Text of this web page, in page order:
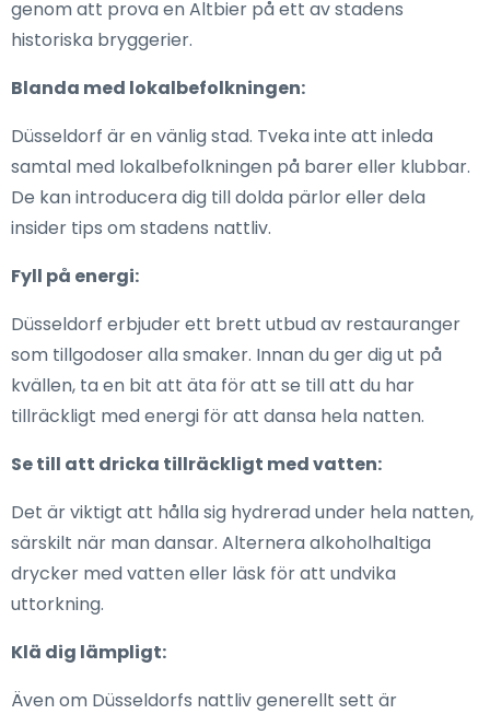
genom att prova en Altbier på ett av stadens
historiska bryggerier.
Blanda med lokalbefolkningen:
Düsseldorf är en vänlig stad. Tveka inte att inleda
samtal med lokalbefolkningen på barer eller klubbar.
De kan introducera dig till dolda pärlor eller dela
insider tips om stadens nattliv.
Fyll på energi:
Düsseldorf erbjuder ett brett utbud av restauranger
som tillgodoser alla smaker. Innan du ger dig ut på
kvällen, ta en bit att äta för att se till att du har
tillräckligt med energi för att dansa hela natten.
Se till att dricka tillräckligt med vatten:
Det är viktigt att hålla sig hydrerad under hela natten,
särskilt när man dansar. Alternera alkoholhaltiga
drycker med vatten eller läsk för att undvika
uttorkning.
Klä dig lämpligt:
Även om Düsseldorfs nattliv generellt sett är